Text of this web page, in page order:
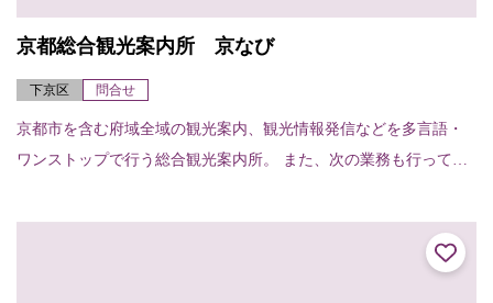
京都総合観光案内所 京なび
下京区 問合せ
京都市を含む府域全域の観光案内、観光情報発信などを多言語・
ワンストップで行う総合観光案内所。 また、次の業務も行ってい
貸出 貸出台数...